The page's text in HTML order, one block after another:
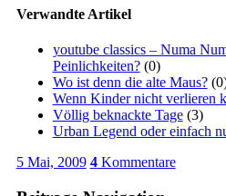
Verwandte Artikel
youtube classics – Numa
Peinlichkeiten?(0)
Wo ist denn die alte Maus?
Wenn Kinder nicht verlieren
Völlig beknackte Tage(3)
Urban Legend oder einfach
5 Mai, 2009 4Kommentare